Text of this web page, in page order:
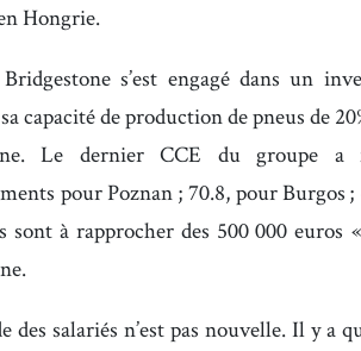
Hongrie.
s’est engagé dans un
capacité de production de pneus de
Le dernier CCE du groupe a
pour Poznan ; 70.8, pour
sont à rapprocher des 500 000 euros
des salariés n’est pas nouvelle. Il y a